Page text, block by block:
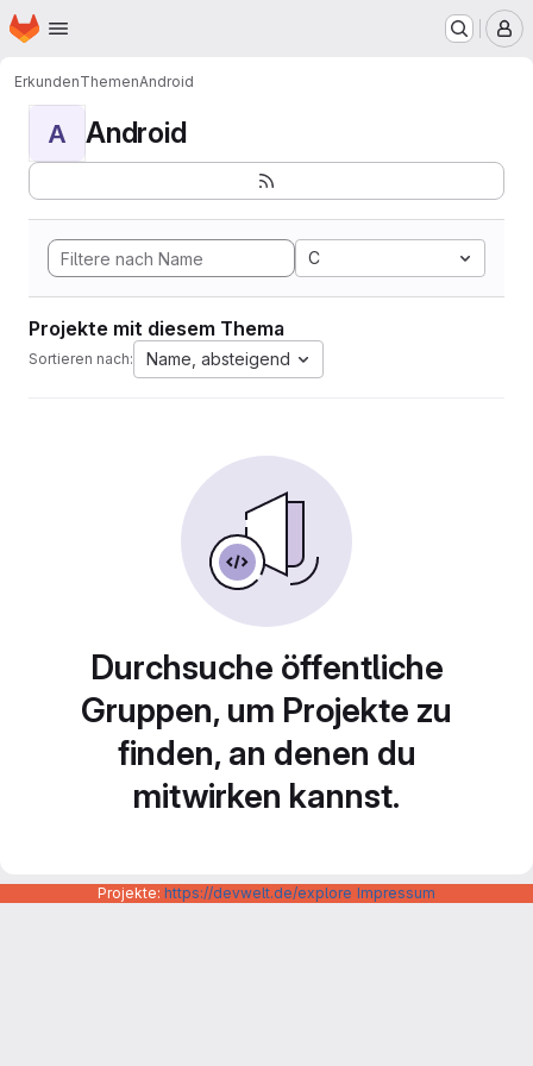
Zum Hauptinhalt springen
Startseite
ErkundenThemenAndroid
A Android
C
Projekte mit diesem Thema
Sortieren nach: Name, absteigend
Durchsuche öffentliche
Gruppen, um Projekte zu
finden, an denen du
mitwirken kannst.
Projekte: https://devwelt.de/explore Impressum